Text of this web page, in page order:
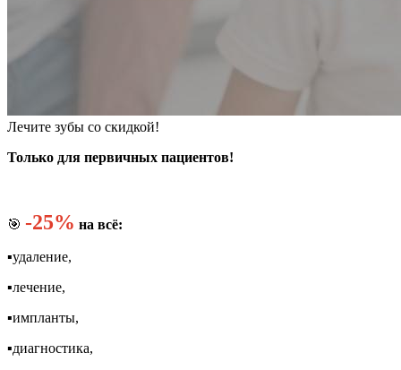
Лечите зубы со скидкой!
Только для первичных пациентов!
🎯 -25% на всё:
▪️удаление,
▪️лечение,
▪️импланты,
▪️диагностика,